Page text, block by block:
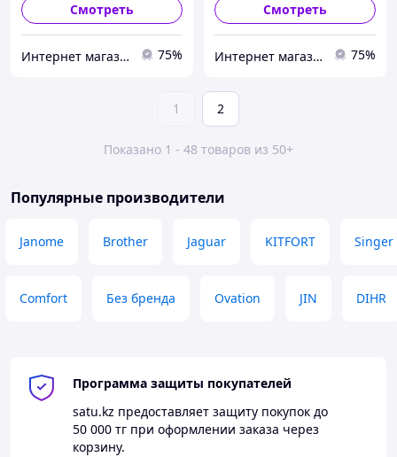
Смотреть
Интернет магазин "Техника" 75%
Смотреть
Интернет магазин "Техника" 75%
1 2
Показано 1 - 48 товаров из 50+
Популярные производители
Janome Brother Jaguar KITFORT Singer
Comfort Без бренда Ovation JIN DIHR
Программа защиты покупателей
satu.kz предоставляет защиту покупок до
50 000 тг при оформлении заказа через
корзину.